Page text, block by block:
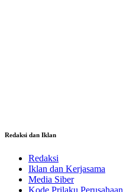
Redaksi dan Iklan
Redaksi
Iklan dan Kerjasama
Media Siber
Kode Prilaku Perusahaan